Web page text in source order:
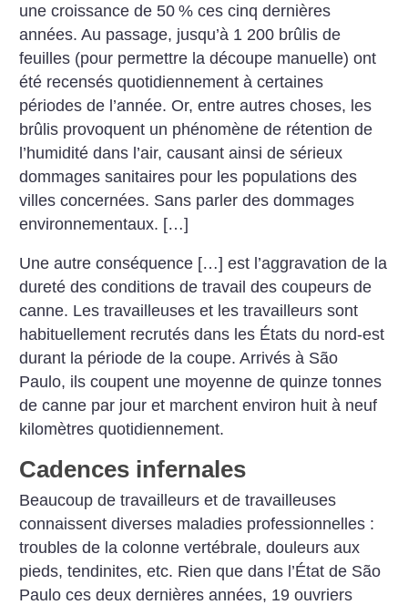
une croissance de 50 % ces cinq dernières
années. Au passage, jusqu’à 1 200 brûlis de
feuilles (pour permettre la découpe manuelle) ont
été recensés quotidiennement à certaines
périodes de l’année. Or, entre autres choses, les
brûlis provoquent un phénomène de rétention de
l’humidité dans l’air, causant ainsi de sérieux
dommages sanitaires pour les populations des
villes concernées. Sans parler des dommages
environnementaux. […]
Une autre conséquence […] est l’aggravation de la
dureté des conditions de travail des coupeurs de
canne. Les travailleuses et les travailleurs sont
habituellement recrutés dans les États du nord-est
durant la période de la coupe. Arrivés à São
Paulo, ils coupent une moyenne de quinze tonnes
de canne par jour et marchent environ huit à neuf
kilomètres quotidiennement.
Cadences infernales
Beaucoup de travailleurs et de travailleuses
connaissent diverses maladies professionnelles :
troubles de la colonne vertébrale, douleurs aux
pieds, tendinites, etc. Rien que dans l’État de São
Paulo ces deux dernières années, 19 ouvriers